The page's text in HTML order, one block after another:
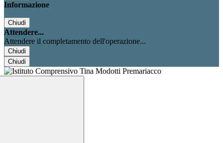
Informazione
Chiudi
Attendere...
Attendere il completamento dell'operazione...
Chiudi
Chiudi